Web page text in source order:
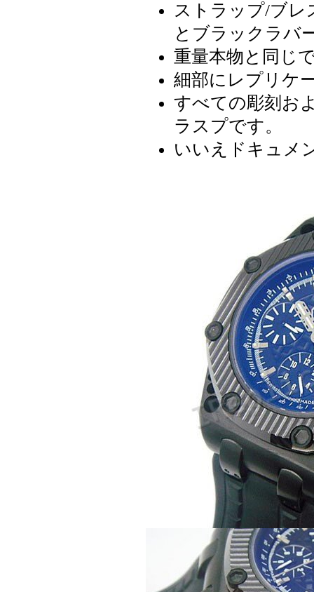
ストラップ/ブレ
とブラックラバ
重量本物と同じ
細部にレプリケ
すべての彫刻お
ラスプです。
いいえドキュメ